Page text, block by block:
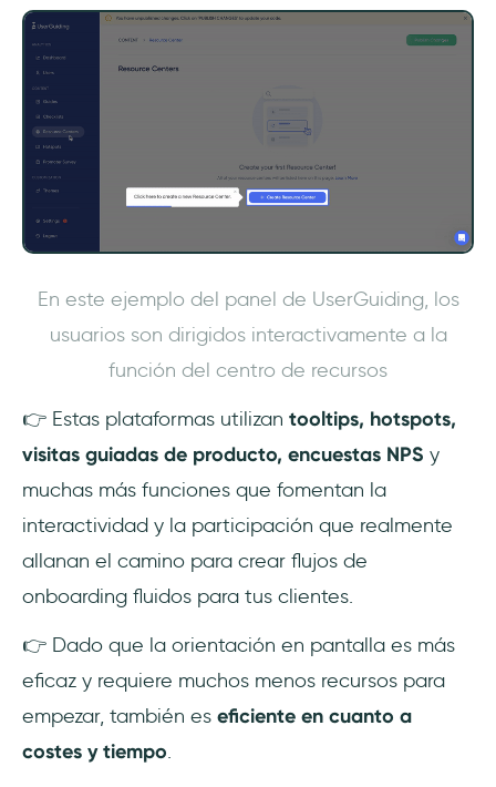
En este ejemplo del panel de UserGuiding, los
usuarios son dirigidos interactivamente a la
función del centro de recursos
👉 Estas plataformas utilizan tooltips, hotspots,
visitas guiadas de producto, encuestas NPS y
muchas más funciones que fomentan la
interactividad y la participación que realmente
allanan el camino para crear flujos de
onboarding fluidos para tus clientes.
👉 Dado que la orientación en pantalla es más
eficaz y requiere muchos menos recursos para
empezar, también es eficiente en cuanto a
costes y tiempo.